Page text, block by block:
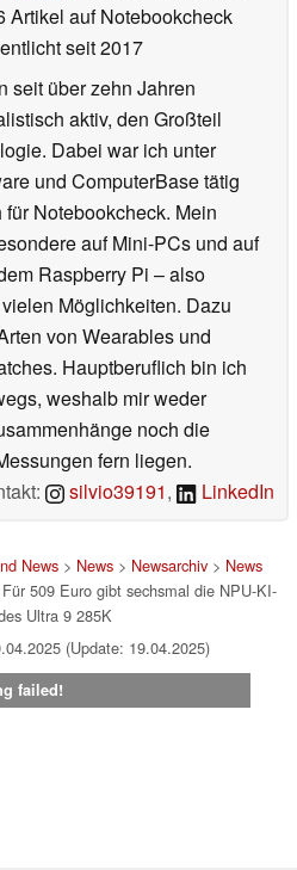
Artikel auf Notebookcheck
seit 2017
seit über zehn Jahren
aktiv, den Großteil
Dabei war ich unter
und ComputerBase tätig
Notebookcheck. Mein
auf Mini-PCs und auf
Raspberry Pi – also
Möglichkeiten. Dazu
von Wearables und
Hauptberuflich bin ich
weshalb mir weder
noch die
fern liegen.
silvio39191, LinkedIn
News> News> Newsarchiv> News
509 Euro gibt sechsmal die NPU-KI-
Ultra 9 285K
(Update: 19.04.2025)
failed!